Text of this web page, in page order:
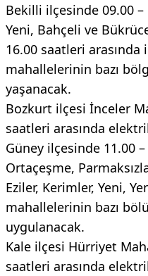
Bekilli ilçesinde 09.00 –
Yeni, Bahçeli ve
16.00 saatleri arasında
mahallelerinin bazı
yaşanacak.
Bozkurt ilçesi İnceler
saatleri arasında
Güney ilçesinde 11.00
Ortaçeşme,
Eziler, Kerimler, Yeni,
mahallelerinin bazı
uygulanacak.
Kale ilçesi Hürriyet
saatleri arasında